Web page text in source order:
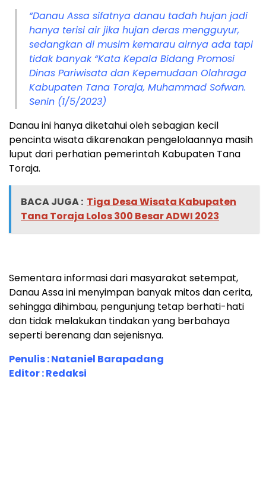
“Danau Assa sifatnya danau tadah hujan jadi
hanya terisi air jika hujan deras mengguyur,
sedangkan di musim kemarau airnya ada tapi
tidak banyak “Kata Kepala Bidang Promosi
Dinas Pariwisata dan Kepemudaan Olahraga
Kabupaten Tana Toraja, Muhammad Sofwan.
Senin (1/5/2023)
Danau ini hanya diketahui oleh sebagian kecil
pencinta wisata dikarenakan pengelolaannya masih
luput dari perhatian pemerintah Kabupaten Tana
Toraja.
BACA JUGA : Tiga Desa Wisata Kabupaten
Tana Toraja Lolos 300 Besar ADWI 2023
Sementara informasi dari masyarakat setempat,
Danau Assa ini menyimpan banyak mitos dan cerita,
sehingga dihimbau, pengunjung tetap berhati-hati
dan tidak melakukan tindakan yang berbahaya
seperti berenang dan sejenisnya.
Penulis : Nataniel Barapadang
Editor : Redaksi